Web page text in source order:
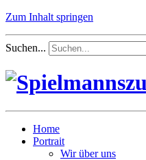
Zum Inhalt springen
Suchen...
Home
Portrait
Wir über uns